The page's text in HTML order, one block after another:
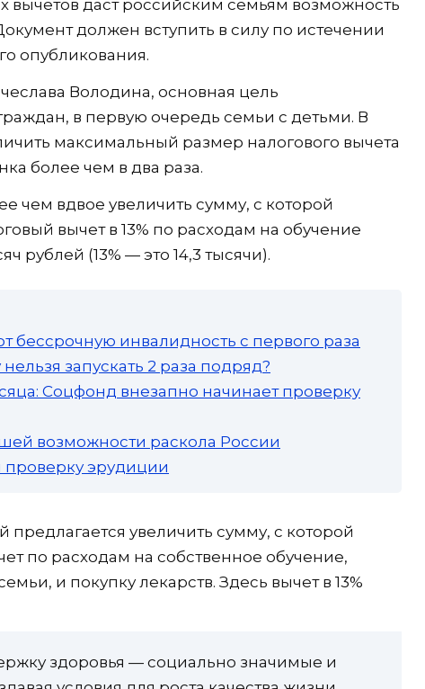
вычетов даст российским семьям возможность
должен вступить в силу по истечении
опубликования.
Володина, основная цель
в первую очередь семьи с детьми. В
максимальный размер налогового вычета
более чем в два раза.
чем вдвое увеличить сумму, с которой
вычет в 13% по расходам на обучение
рублей (13% — это 14,3 тысячи).
бессрочную инвалидность с первого раза
запускать 2 раза подряд?
Соцфонд внезапно начинает проверку
возможности раскола России
проверку эрудиции
предлагается увеличить сумму, с которой
по расходам на собственное обучение,
и покупку лекарств. Здесь вычет в 13%
здоровья — социально значимые и